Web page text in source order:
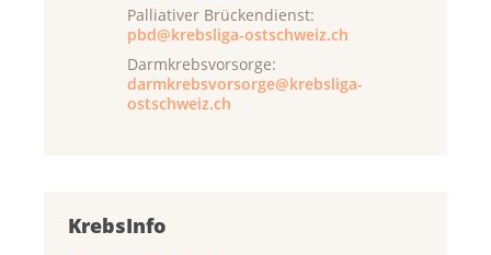
Palliativer Brückendienst:
pbd@krebsliga-ostschweiz.ch
Darmkrebsvorsorge:
darmkrebsvorsorge@krebsliga-
ostschweiz.ch
KrebsInfo